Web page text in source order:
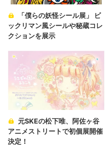
「僕らの妖怪シール展」 ビ
ックリマン風シールや秘蔵コレ
クションを展示
元SKEの松下唯、阿佐ヶ谷
アニメストリートで初個展開催
決定！